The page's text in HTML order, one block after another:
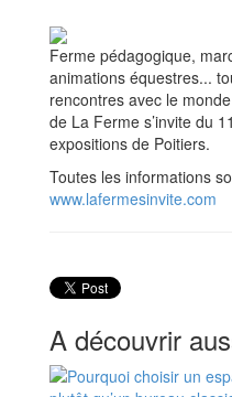
Ferme pédagogique,
animations équestres...
rencontres avec le
de La Ferme s’invite du
expositions de Poitiers.
Toutes les informations
www.lafermesinvite.com
A découvrir